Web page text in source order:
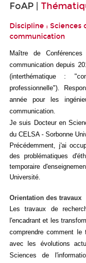
FoAP |
Discipline : Sciences
communication
Maître de
communication depuis
(interthématique :
professionnelle").
année pour les
communication.
Je suis Docteur en
du CELSA - Sorbonne
Précédemment, j'ai
des problématiques
temporaire
Université.
Orientation des travaux
Les travaux de
l'encadrant et les
comprendre comment
avec les évolutions
Sciences de